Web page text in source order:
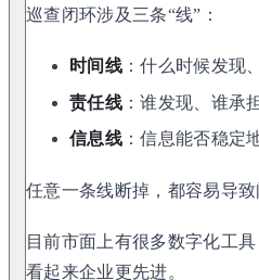
巡查闭环涉及三条“线”：
时间线：什么时候发现
责任线：谁发现、谁承
信息线：信息能否稳定
任意一条线断掉，都容易导致
目前市面上有很多数字化工
看起来企业更先进。